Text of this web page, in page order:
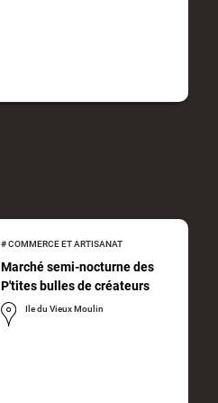
#COMMERCE ET ARTISANAT
Marché semi-nocturne des
P'tites bulles de créateurs
Ile du Vieux Moulin